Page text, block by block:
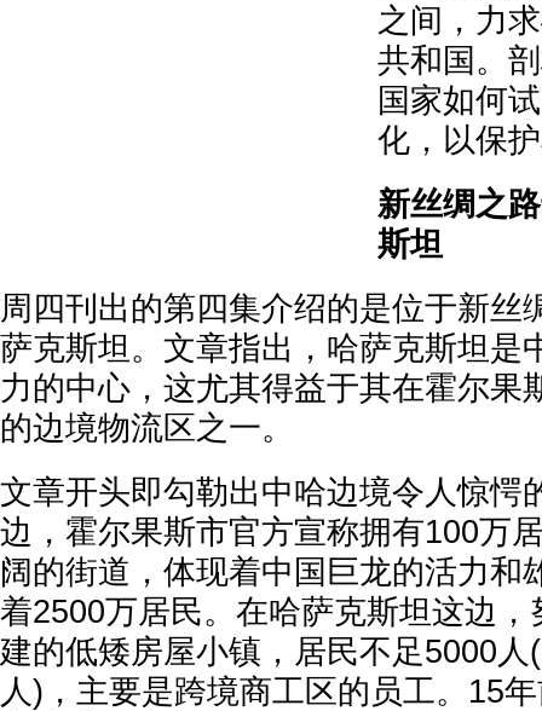
之间，力
共和国。
国家如何
化，以保
新丝绸之
斯坦
周四刊出的第四集介绍的是位于新丝
萨克斯坦。文章指出，哈萨克斯坦是
力的中心，这尤其得益于其在霍尔果
的边境物流区之一。
文章开头即勾勒出中哈边境令人惊愕
边，霍尔果斯市官方宣称拥有100万
阔的街道，体现着中国巨龙的活力和
着2500万居民。在哈萨克斯坦这边
建的低矮房屋小镇，居民不足5000
人)，主要是跨境商工区的员工。15